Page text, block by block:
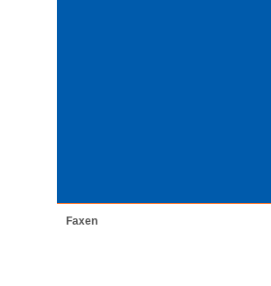
Faxen